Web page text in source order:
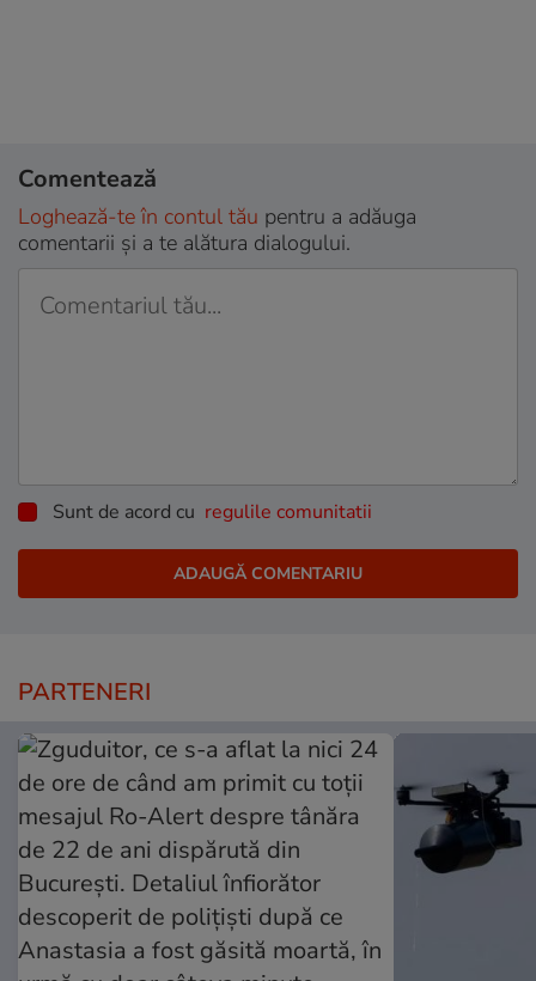
Comentează
Loghează-te în contul tău pentru a adăuga
comentarii și a te alătura dialogului.
Sunt de acord cu regulile comunitatii
PARTENERI